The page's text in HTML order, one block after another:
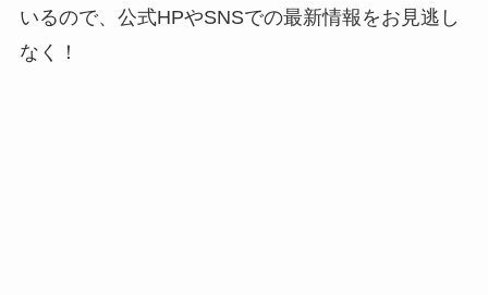
いるので、公式HPやSNSでの最新情報をお見逃し
なく！